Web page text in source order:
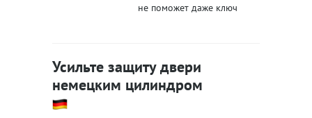
не поможет даже ключ
Усильте защиту двери
немецким цилиндром